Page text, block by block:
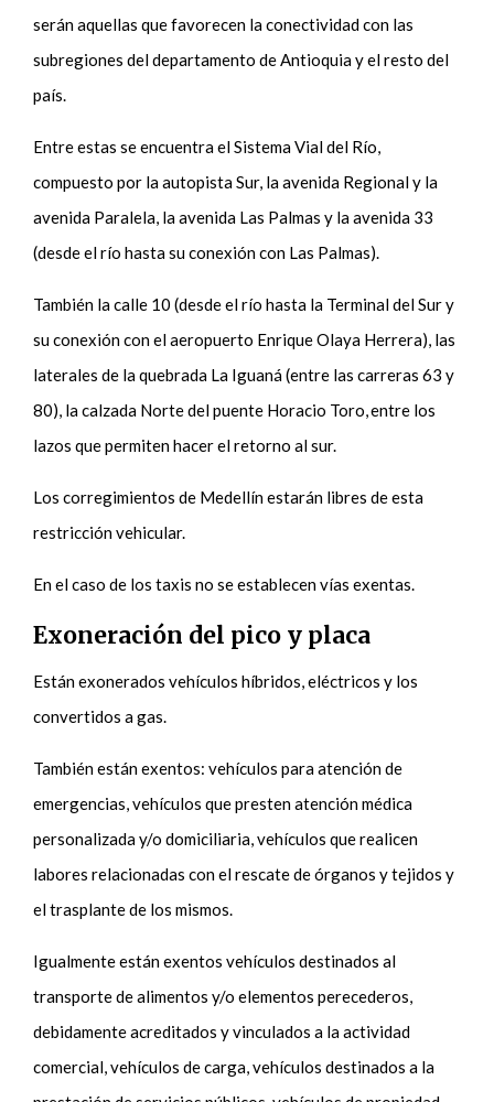
serán aquellas que favorecen la conectividad con las
subregiones del departamento de Antioquia y el resto del
país.
Entre estas se encuentra el Sistema Vial del Río,
compuesto por la autopista Sur, la avenida Regional y la
avenida Paralela, la avenida Las Palmas y la avenida 33
(desde el río hasta su conexión con Las Palmas).
También la calle 10 (desde el río hasta la Terminal del Sur y
su conexión con el aeropuerto Enrique Olaya Herrera), las
laterales de la quebrada La Iguaná (entre las carreras 63 y
80), la calzada Norte del puente Horacio Toro, entre los
lazos que permiten hacer el retorno al sur.
Los corregimientos de Medellín estarán libres de esta
restricción vehicular.
En el caso de los taxis no se establecen vías exentas.
Exoneración del pico y placa
Están exonerados vehículos híbridos, eléctricos y los
convertidos a gas.
También están exentos: vehículos para atención de
emergencias, vehículos que presten atención médica
personalizada y/o domiciliaria, vehículos que realicen
labores relacionadas con el rescate de órganos y tejidos y
el trasplante de los mismos.
Igualmente están exentos vehículos destinados al
transporte de alimentos y/o elementos perecederos,
debidamente acreditados y vinculados a la actividad
comercial, vehículos de carga, vehículos destinados a la